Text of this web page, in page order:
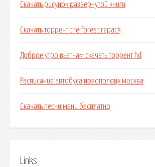
Скачать рисунок развернутой книги
Скачать торрент the forest repack
Доброе утро вьетнам скачать торрент hd
Расписание автобуса новополоцк москва
Скачать песни мани бесплатно
Links